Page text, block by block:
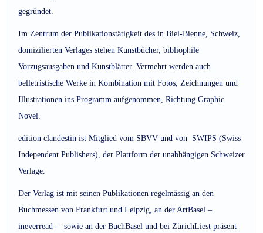
gegründet.
Im Zentrum der Publikationstätigkeit des in Biel-Bienne, Schweiz,
domizilierten Verlages stehen Kunstbücher, bibliophile
Vorzugsausgaben und Kunstblätter. Vermehrt werden auch
belletristische Werke in Kombination mit Fotos, Zeichnungen und
Illustrationen ins Programm aufgenommen, Richtung Graphic
Novel.
edition clandestin ist Mitglied vom SBVV und von SWIPS (Swiss
Independent Publishers), der Plattform der unabhängigen Schweizer
Verlage.
Der Verlag ist mit seinen Publikationen regelmässig an den
Buchmessen von Frankfurt und Leipzig, an der ArtBasel –
ineverread – sowie an der BuchBasel und bei ZürichLiest präsent